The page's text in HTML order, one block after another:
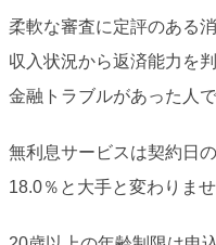
柔軟な審査に定評のある
収入状況から返済能力を
金融トラブルがあった人
無利息サービスは契約日
18.0％と大手と変わりませ